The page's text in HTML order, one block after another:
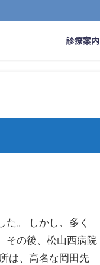
診療案内
。 しかし、多く
その後、松山西病院
は、高名な岡田先